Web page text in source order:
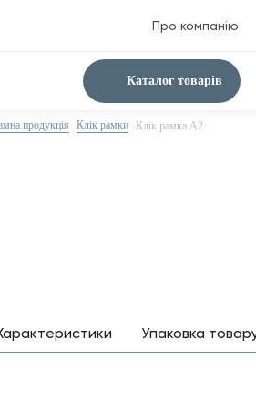
Про компанію
Каталог товарів
продукція Клік рамки Клік рамка А2
Упаковка